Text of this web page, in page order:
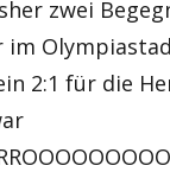
zwei
im
2:1 für die